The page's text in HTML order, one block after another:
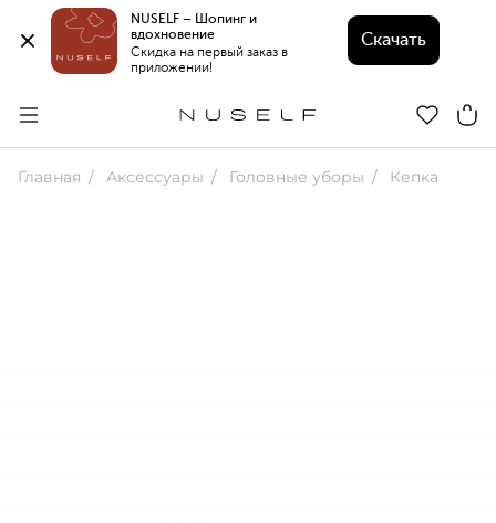
NUSELF – Шопинг и
вдохновение
Скидка на первый заказ в
приложении!
Скачать
Главная Аксессуары Головные уборы Кепка